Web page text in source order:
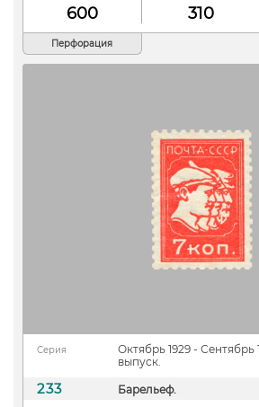
600 310
Перфорация
Серия
Октябрь 1929 - Сентябрь
выпуск.
233 Барельеф.